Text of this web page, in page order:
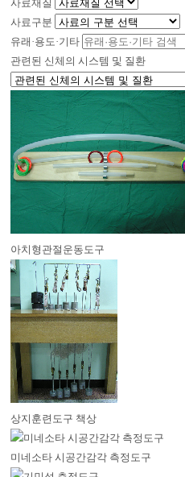
사료재질
사료구분
유래·용도·기타
관련된 신체의 시스템 및 질환
아치형관절운동도구
상지훈련도구 책상
미네소타 시공간감각 측정도구